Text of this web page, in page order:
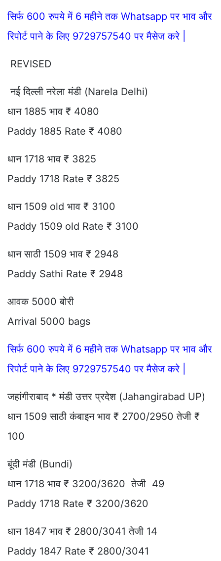
सिर्फ 600 रुपये में 6 महीने तक Whatsapp पर भाव और
रिपोर्ट पाने के लिए 9729757540 पर मैसेज करे |
REVISED
नई दिल्ली नरेला मंडी (Narela Delhi)
धान 1885 भाव ₹ 4080
Paddy 1885 Rate ₹ 4080
धान 1718 भाव ₹ 3825
Paddy 1718 Rate ₹ 3825
धान 1509 old भाव ₹ 3100
Paddy 1509 old Rate ₹ 3100
धान साठी 1509 भाव ₹ 2948
Paddy Sathi Rate ₹ 2948
आवक 5000 बोरी
Arrival 5000 bags
सिर्फ 600 रुपये में 6 महीने तक Whatsapp पर भाव और
रिपोर्ट पाने के लिए 9729757540 पर मैसेज करे |
जहांगीराबाद * मंडी उत्तर प्रदेश (Jahangirabad UP)
धान 1509 साठी कंबाइन भाव ₹ 2700/2950 तेजी ₹
100
बूंदी मंडी (Bundi)
धान 1718 भाव ₹ 3200/3620 तेजी 49
Paddy 1718 Rate ₹ 3200/3620
धान 1847 भाव ₹ 2800/3041 तेजी 14
Paddy 1847 Rate ₹ 2800/3041